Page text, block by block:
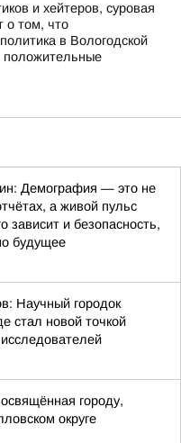
и хейтеров, суровая
о том, что
в Вологодской
положительные
Демография — это не
а живой пульс
зависит и безопасность,
будущее
Научный городок
стал новой точкой
городу,
округе